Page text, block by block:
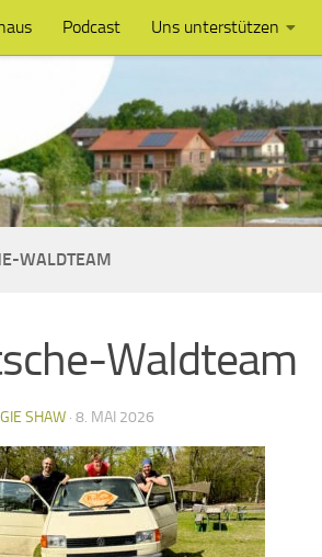
Podcast Uns unterstützen
WALDTEAM
Waldteam
SHAW · 8. MAI 2026